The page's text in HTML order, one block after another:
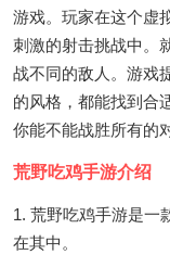
游戏。玩家在这个虚
刺激的射击挑战中。
战不同的敌人。游戏
的风格，都能找到合
你能不能战胜所有的
荒野吃鸡手游介绍
1. 荒野吃鸡手游是一
在其中。